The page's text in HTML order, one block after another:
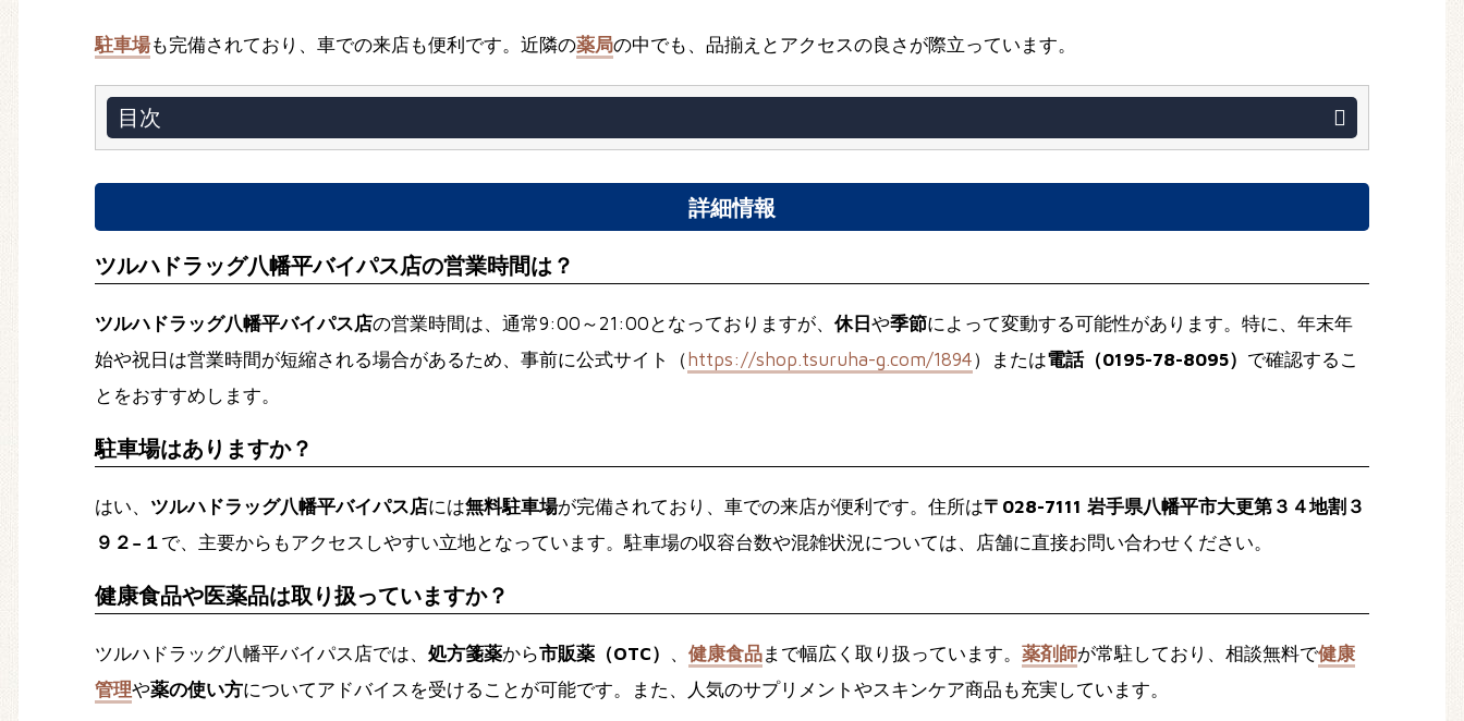
駐車場も完備されており、車での来店も便利です。近隣の薬局の中でも、品揃えとアクセスの良さが際立っています。
目次
詳細情報
ツルハドラッグ八幡平バイパス店の営業時間は？
ツルハドラッグ八幡平バイパス店の営業時間は、通常9:00～21:00となっておりますが、 休日 や季節によって変動する可能性があります。特に、年末年
始や祝日は営業時間が短縮される場合があるため、事前に公式サイト（ https://shop.tsuruha-g.com/1894）または電話（0195-78-8095） で確認するこ
とをおすすめします。
駐車場はありますか？
はい、 ツルハドラッグ八幡平バイパス店には無料駐車場が完備されており、車での来店が便利です。住所は〒028-7111 岩手県八幡平市大更第３４地割３
９２−１ で、主要からもアクセスしやすい立地となっています。駐車場の収容台数や混雑状況については、店舗に直接お問い合わせください。
健康食品や医薬品は取り扱っていますか？
ツルハドラッグ八幡平バイパス店では、 処方箋薬から市販薬（OTC） 、 健康食品まで幅広く取り扱っています。 薬剤師が常駐しており、相談無料で健康
管理や薬の使い方についてアドバイスを受けることが可能です。また、人気のサプリメントやスキンケア商品も充実しています。